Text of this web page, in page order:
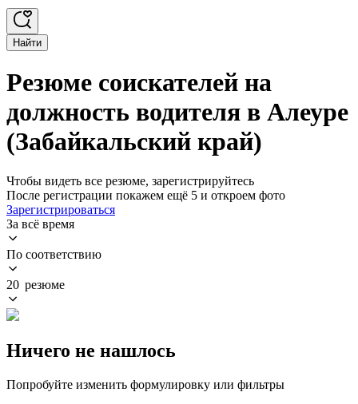
Найти
Резюме соискателей на
должность водителя в Алеуре
(Забайкальский край)
Чтобы видеть все резюме, зарегистрируйтесь
После регистрации покажем ещё 5 и откроем фото
Зарегистрироваться
За всё время
По соответствию
20 резюме
Ничего не нашлось
Попробуйте изменить формулировку или фильтры